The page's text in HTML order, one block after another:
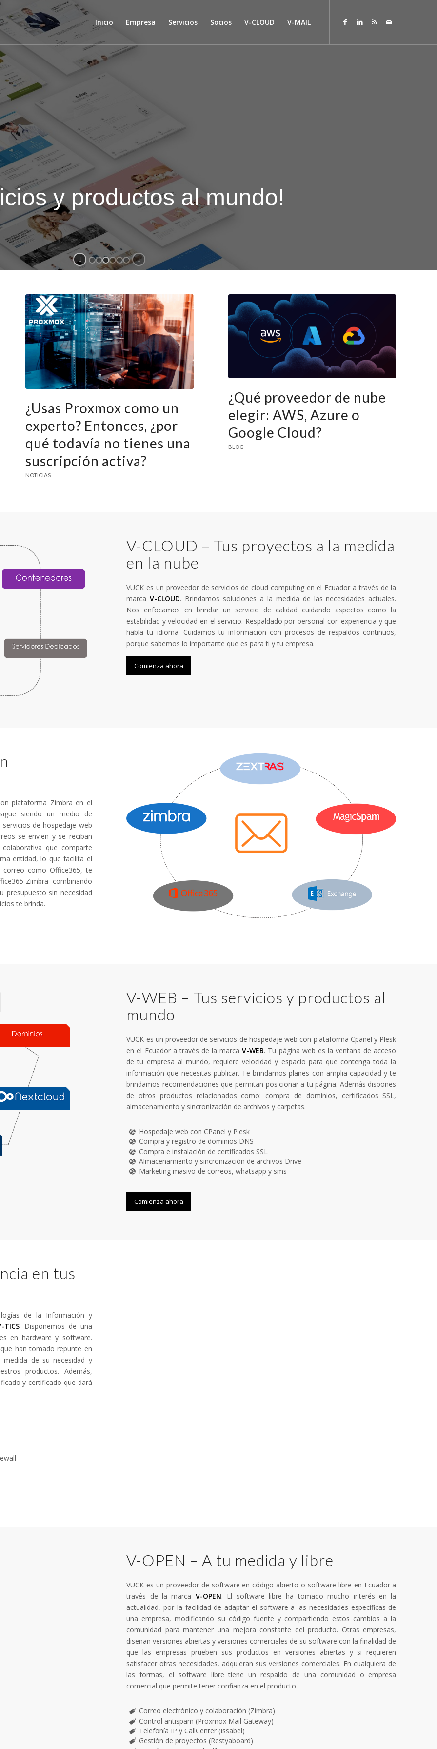
Inicio Empresa Servicios Socios V-CLOUD V-MAIL
y productos al mundo!
¿Usas Proxmox como un
experto? Entonces, ¿por
qué todavía no tienes una
suscripción activa?
NOTICIAS
¿Qué proveedor de nube
elegir: AWS, Azure o
Google Cloud?
BLOG
V-CLOUD – Tus proyectos a la medida
en la nube
VUCK es un proveedor de servicios de cloud computing en el Ecuador a través de la
marcaV-CLOUD. Brindamos soluciones a la medida de las necesidades actuales.
Nos enfocamos en brindar un servicio de calidad cuidando aspectos como la
estabilidad y velocidad en el servicio. Respaldado por personal con experiencia y que
habla tu idioma. Cuidamos tu información con procesos de respaldos continuos,
porque sabemos lo importante que es para ti y tu empresa.
Comienza ahora
plataforma Zimbra en el
siendo un medio de
de hospedaje web
se envíen y se reciban
que comparte
entidad, lo que facilita el
correo como Office365, te
Zimbra combinando
presupuesto sin necesidad
te brinda.
V-WEB – Tus servicios y productos al
mundo
VUCK es un proveedor de servicios de hospedaje web con plataforma Cpanel y Plesk
en el Ecuador a través de la marcaV-WEB. Tu página web es la ventana de acceso
de tu empresa al mundo, requiere velocidad y espacio para que contenga toda la
información que necesitas publicar. Te brindamos planes con amplia capacidad y te
brindamos recomendaciones que permitan posicionar a tu página. Además dispones
de otros productos relacionados como: compra de dominios, certificados SSL,
almacenamiento y sincronización de archivos y carpetas.
Hospedaje web con CPanel y Plesk
Compra y registro de dominios DNS
Compra e instalación de certificados SSL
Almacenamiento y sincronización de archivos Drive
Marketing masivo de correos, whatsapp y sms
Comienza ahora
en tus
de la Información y
TICS. Disponemos de una
en hardware y software.
han tomado repunte en
medida de su necesidad y
productos. Además,
y certificado que dará
V-OPEN – A tu medida y libre
VUCK es un proveedor de software en código abierto o software libre en Ecuador a
través de la marca V-OPEN. El software libre ha tomado mucho interés en la
actualidad, por la facilidad de adaptar el software a las necesidades específicas de
una empresa, modificando su código fuente y compartiendo estos cambios a la
comunidad para mantener una mejora constante del producto. Otras empresas,
diseñan versiones abiertas y versiones comerciales de su software con la finalidad de
que las empresas prueben sus productos en versiones abiertas y si requieren
satisfacer otras necesidades, adquieran sus versiones comerciales. En cualquiera de
las formas, el software libre tiene un respaldo de una comunidad o empresa
comercial que permite tener confianza en el producto.
Correo electrónico y colaboración (Zimbra)
Control antispam (Proxmox Mail Gateway)
Telefonía IP y CallCenter (Issabel)
Gestión de proyectos (Restyaboard)